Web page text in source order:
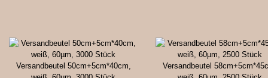
Versandbeutel 50cm+5cm*40cm,
Versandbeutel